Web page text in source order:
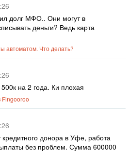
долг МФО.. Они могут в
деньги? Ведь карта
автоматом. Что делать?
на 2 года. Ки плохая
Fingooroo
донора в Уфе, работа
без проблем. Сумма 600000